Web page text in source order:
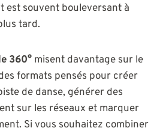
est souvent bouleversant à
tard.
360° misent davantage sur le
formats pensés pour créer
de danse, générer des
sur les réseaux et marquer
Si vous souhaitez combiner